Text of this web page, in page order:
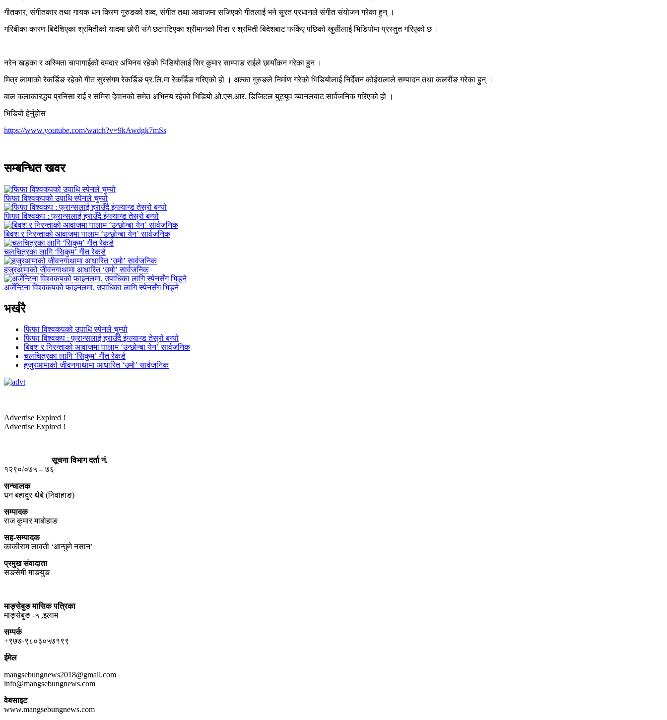
गीतकार, संगीतकार तथा गायक धन किरण गुरुङको शव्द, संगीत तथा आवाजमा सजिएको गीतलाई भने सुरत प्रधानले संगीत संयोजन गरेका हुन् ।
गरिबीका कारण बिदेशिएका श्रमितीको यादमा छोरी संगै छटपटिएका श्रीमानको पिडा र श्रमिती बिदेशबाट फर्किए पछिको खुसीलाई भिडियोमा प्रस्तुत गरिएको छ ।
नरेन खड्का र अस्मिता चापागाईको दमदार अभिनय रहेको भिडियोलाई सिर कुमार साम्पाङ राईले छायाँकन गरेका हुन ।
मित्र लामाको रेकर्डिङ रहेको गीत सुरसंगम रेकर्डिङ प्र.लि.मा रेकर्डिङ गरिएको हो । अल्का गुरुङले निर्माण गरेको भिडियोलाई निर्देशन कोईरालाले सम्पादन तथा कलरीङ गरेका हुन् ।
बाल कलाकारद्धय प्रनिसा राई र समिरा देवानको समेत अभिनय रहेको भिडियो ओ.एस.आर. डिजिटल युट्यूव च्यानलबाट सार्वजनिक गरिएको हो ।
भिडियो हेर्नुहोस
https://www.youtube.com/watch?v=9kAwdgk7mSs
सम्बन्धित खवर
फिफा विश्वकपको उपाधि स्पेनले चुम्यो
फिफा विश्वकप : फ्रान्सलाई हराउँदै इंग्ल्यान्ड तेस्रो बन्यो
बिवश र निरन्ताको आवाजमा पालाम ‘उन्छोन्बा येन’ सार्वजनिक
चलचित्रका लागि ‘सिकुम’ गीत रेकर्ड
हजुरआमाको जीवनगाथामा आधारित ‘उमो’ सार्वजनिक
अर्जेन्टिना विश्वकपको फाइनलमा, उपाधिका लागि स्पेनसँग भिड्ने
भर्खरै
फिफा विश्वकपको उपाधि स्पेनले चुम्यो
फिफा विश्वकप : फ्रान्सलाई हराउँदै इंग्ल्यान्ड तेस्रो बन्यो
बिवश र निरन्ताको आवाजमा पालाम ‘उन्छोन्बा येन’ सार्वजनिक
चलचित्रका लागि ‘सिकुम’ गीत रेकर्ड
हजुरआमाको जीवनगाथामा आधारित ‘उमो’ सार्वजनिक
Advertise Expired !
Advertise Expired !
सूचना विभाग दर्ता नं.
१२९०/०७५ – ७६
सन्चालक
धन बहादुर थेबे (निवाहाङ)
सम्पादक
राज कुमार माबोहाङ
सह-सम्पादक
काकीराम लावती ‘आन्छुमे नसान’
प्रमुख संवादाता
सङसेमी माङयुङ
माङ्सेबुङ मासिक पत्रिका
माङ्सेबुङ -५ ,इलाम
सम्पर्क
+९७७-९८०३०५७१९९
ईमेल
mangsebungnews2018@gmail.com
info@mangsebungnews.com
वेबसाइट
www.mangsebungnews.com